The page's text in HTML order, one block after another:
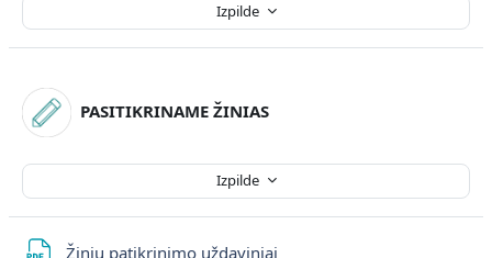
Izpilde
Izpilde
PASITIKRINAME ŽINIAS
Žinių patikrinimo uždaviniai